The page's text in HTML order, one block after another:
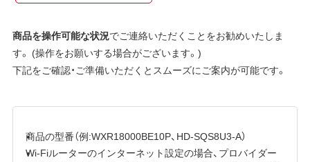
商品を操作可能な状況でご連絡いただくことをお勧めいたしま
す。 (操作をお願いする場合がございます。)
下記をご確認・ご準備いただくとスムーズにご案内が可能です。
商品の型番（例:WXR18000BE10P、HD-SQS8U3-A）
Wi-Fiルーターのインターネット設定の場合、プロバイダー